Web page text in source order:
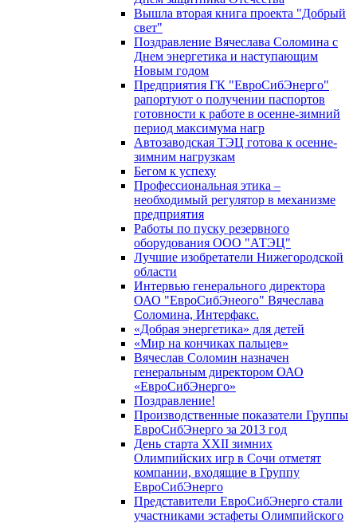
Вышла вторая книга проекта "Добрый
свет"
Поздравление Вячеслава Соломина с
Днем энергетика и наступающим
Новым годом
Предприятия ГК "ЕвроСибЭнерго"
рапортуют о получении паспортов
готовности к работе в осенне-зимний
период максимума нагр
Автозаводская ТЭЦ готова к осенне-
зимним нагрузкам
Бегом к успеху
Профессиональная этика –
необходимый регулятор в механизме
предприятия
Работы по пуску резервного
оборудования ООО "АТЭЦ"
Лучшие изобретатели Нижегородской
области
Интервью генерального директора
ОАО "ЕвроСибЭнеого" Вячеслава
Соломина, Интерфакс.
«Добрая энергетика» для детей
«Мир на кончиках пальцев»
Вячеслав Соломин назначен
генеральным директором ОАО
«ЕвроСибЭнерго»
Поздравление!
Производственные показатели Группы
ЕвроСибЭнерго за 2013 год
День старта XXII зимних
Олимпийских игр в Сочи отметят
компании, входящие в Группу
ЕвроСибЭнерго
Представители ЕвроСибЭнерго стали
участниками эстафеты Олимпийского